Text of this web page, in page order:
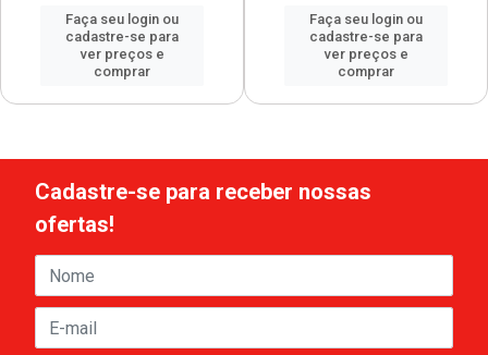
Faça seu login ou
cadastre-se para
ver preços e
comprar
Faça seu login ou
cadastre-se para
ver preços e
comprar
Cadastre-se para receber nossas
ofertas!